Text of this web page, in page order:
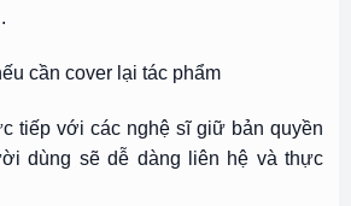
cần cover lại tác phẩm
tiếp với các nghệ sĩ giữ bản quyền
dùng sẽ dễ dàng liên hệ và thực